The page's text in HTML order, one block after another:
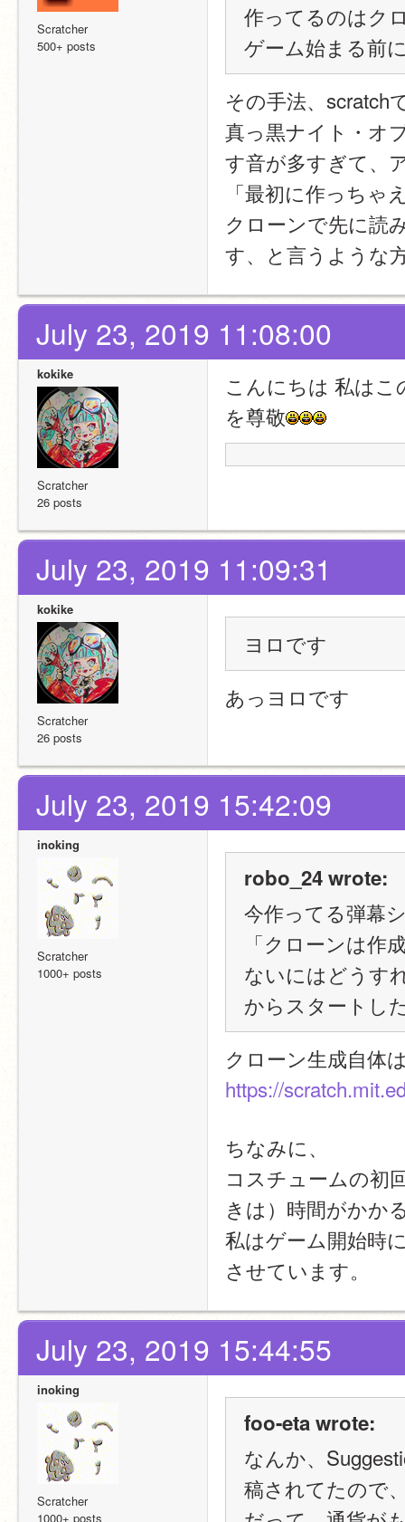
Scratcher
500+ posts
作ってるのはク
ゲーム始まる前
その手法、scratch
真っ黒ナイト・オ
す音が多すぎて、
「最初に作っち
クローンで先に読
す、と言うような
July 23, 2019 11:08:00
kokike
Scratcher
26 posts
こんにちは 私は
を尊敬
July 23, 2019 11:09:31
kokike
Scratcher
26 posts
ヨロです
あっヨロです
July 23, 2019 15:42:09
inoking
Scratcher
1000+ posts
robo_24 wrote:
今作ってる弾幕
「クローンは
ないにはどうす
からスタートし
クローン生成自体
https://
ちなみに、
コスチュームの初
きは）時間がかか
私はゲーム開始時
させています。
July 23, 2019 15:44:55
inoking
Scratcher
1000+ posts
foo-eta wrote:
なんか、
稿されてたので